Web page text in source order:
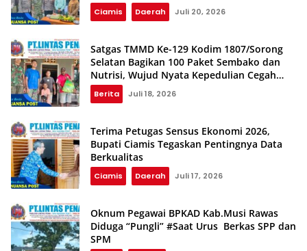
Ciamis Daerah Juli 20, 2026
Satgas TMMD Ke-129 Kodim 1807/Sorong
Selatan Bagikan 100 Paket Sembako dan
Nutrisi, Wujud Nyata Kepedulian Cegah
Stunting
Berita Juli 18, 2026
Terima Petugas Sensus Ekonomi 2026,
Bupati Ciamis Tegaskan Pentingnya Data
Berkualitas
Ciamis Daerah Juli 17, 2026
Oknum Pegawai BPKAD Kab.Musi Rawas
Diduga “Pungli” #Saat Urus Berkas SPP dan
SPM